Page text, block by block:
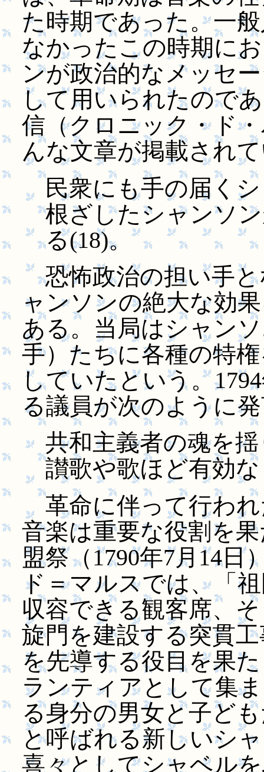
た時期であった。一
なかったこの時期に
ンが政治的なメッセ
して用いられたので
信（クロニック・ド
んな文章が掲載され
民衆にも手の届く
根ざしたシャンソ
る(18)。
恐怖政治の担い手と
ャンソンの絶大な効
ある。当局はシャン
手）たちに各種の特
していたという。
る議員が次のように
共和主義者の魂を
讃歌や歌ほど有効
革命に伴って行われ
音楽は重要な役割を
盟祭（1790年7月14
ド＝マルスでは、「
収容できる観客席、
旋門を建設する突貫
を先導する役目を果
ランティアとして集
る身分の男女と子ど
と呼ばれる新しいシ
喜々としてシャベル